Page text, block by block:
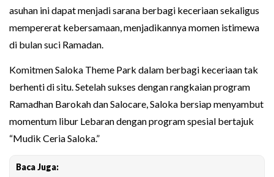
asuhan ini dapat menjadi sarana berbagi keceriaan sekaligus
mempererat kebersamaan, menjadikannya momen istimewa
di bulan suci Ramadan.
Komitmen Saloka Theme Park dalam berbagi keceriaan tak
berhenti di situ. Setelah sukses dengan rangkaian program
Ramadhan Barokah dan Salocare, Saloka bersiap menyambut
momentum libur Lebaran dengan program spesial bertajuk
“Mudik Ceria Saloka.”
Baca Juga: